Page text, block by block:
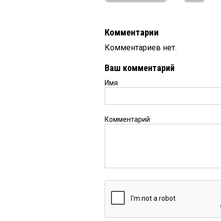
Комментарии
Комментариев нет.
Ваш комментарий
Имя
Комментарий